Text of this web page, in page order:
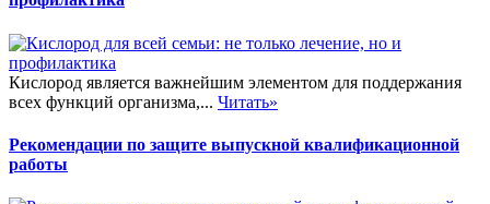
Кислород является важнейшим элементом для поддержания
всех функций организма,... Читать»
Рекомендации по защите выпускной квалификационной
работы